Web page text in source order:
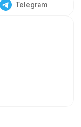
Telegram